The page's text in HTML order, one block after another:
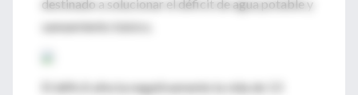
destinado a solucionar el déficit de agua potable y
saneamiento básico.
El déficit afecta negativamente la vida de 13